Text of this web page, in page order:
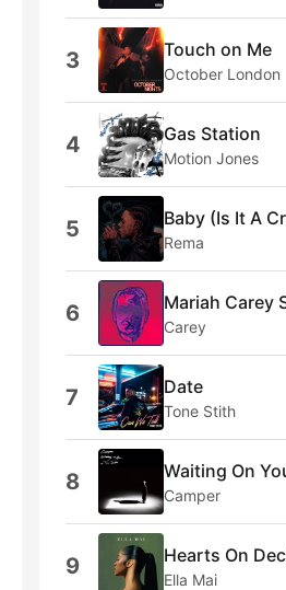
3 Touch on Me
October London
4 Gas Station
Motion Jones
5 Baby (Is It A
Rema
6 Mariah Carey
Carey
7 Date
Tone Stith
8 Waiting On
Camper
9 Hearts On
Ella Mai